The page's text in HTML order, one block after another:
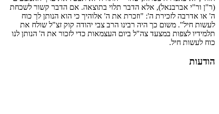
(ר"ן ור"י אברבנאל), אלא הדבר תלוי בתוצאה. אם הדבר קשור לשכחת
ה' או אדרבה לזכירת ה': "וזכרת את ה' אלוהיך כי הוא הנותן לך כוח
לעשות חיל". משום כך היה רבינו הרב צבי יהודה קוק זצ"ל שולח את
תלמידיו לצפות במצעד צה"ל ביום העצמאות כדי לזכור את ה' הנותן לנו
כוח לעשות חיל.
הודעות